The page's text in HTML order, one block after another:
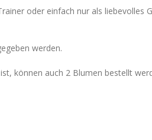
oder einfach nur als liebevolles
werden.
auch 2 Blumen bestellt